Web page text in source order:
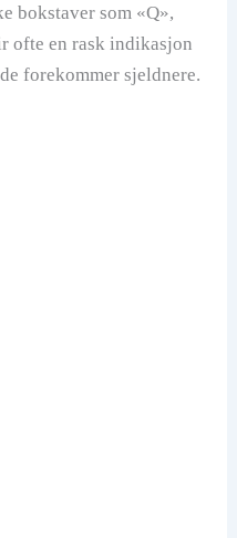
bokstaver som «Q»,
ofte en rask indikasjon
forekommer sjeldnere.